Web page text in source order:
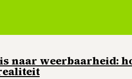
naar weerbaarheid: